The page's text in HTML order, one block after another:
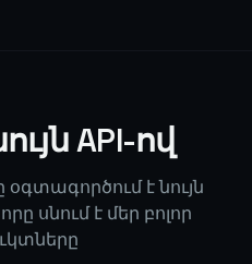
API-ով
է նույն
սնում է մեր բոլոր